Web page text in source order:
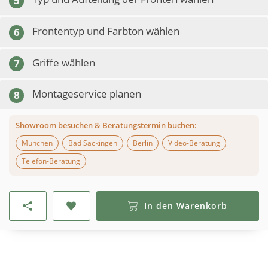
6 Frontentyp und Farbton wählen
7 Griffe wählen
8 Montageservice planen
Showroom besuchen & Beratungstermin buchen:
München
Bad Säckingen Berlin
Video-Beratung
Telefon-Beratung
In den Warenkorb